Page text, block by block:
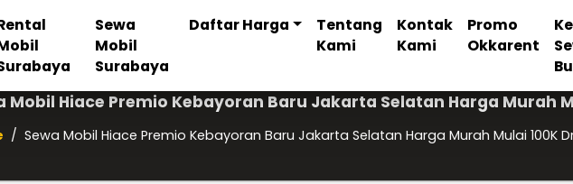
Sewa
Mobil
Surabaya
Daftar Harga
Tentang
Kami
Kontak
Kami
Promo
Okkarent
Mobil Hiace Premio Kebayoran Baru Jakarta Selatan Harga Murah
/ Sewa Mobil Hiace Premio Kebayoran Baru Jakarta Selatan Harga Murah Mulai 100K